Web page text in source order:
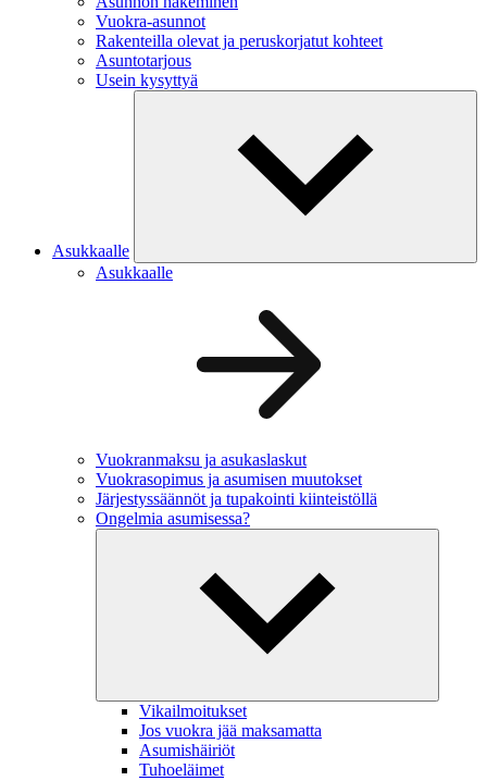
Vuokra-asunnot
Rakenteilla olevat ja peruskorjatut kohteet
Asuntotarjous
Usein kysyttyä
Asukkaalle
Asukkaalle
Vuokranmaksu ja asukaslaskut
Vuokrasopimus ja asumisen muutokset
Järjestyssäännöt ja tupakointi kiinteistöllä
Ongelmia asumisessa?
Vikailmoitukset
Jos vuokra jää maksamatta
Asumishäiriöt
Tuhoeläimet